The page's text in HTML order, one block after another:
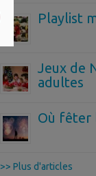
Playlist
Jeux de
adultes
Où fêter
>> Plus d'articles